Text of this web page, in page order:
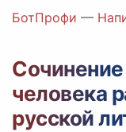
Цены
Вход с
БотПрофи —
человека
русской